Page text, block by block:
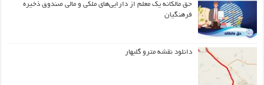
حق مالکانه یک معلم از دارایی‌های ملکی و مالی صندوق ذخیره
فرهنگیان
دانلود نقشه مترو گلبهار